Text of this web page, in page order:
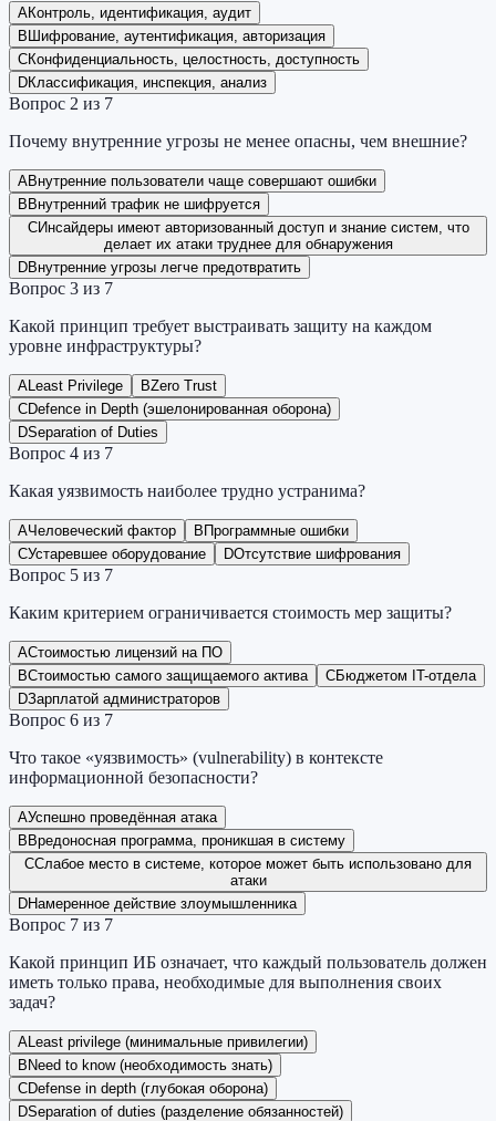
AКонтроль, идентификация, аудит
B Шифрование, аутентификация, авторизация
CКонфиденциальность, целостность, доступность
DКлассификация, инспекция, анализ
Вопрос 2 из 7
Почему внутренние угрозы не менее опасны, чем внешние?
AВнутренние пользователи чаще совершают ошибки
B Внутренний трафик не шифруется
CИнсайдеры имеют авторизованный доступ и знание систем, что
делает их атаки труднее для обнаружения
DВнутренние угрозы легче предотвратить
Вопрос 3 из 7
Какой принцип требует выстраивать защиту на каждом
уровне инфраструктуры?
A Least Privilege BZero Trust
CDefence in Depth (эшелонированная оборона)
DSeparation of Duties
Вопрос 4 из 7
Какая уязвимость наиболее трудно устранима?
AЧеловеческий фактор B Программные ошибки
CУстаревшее оборудование DОтсутствие шифрования
Вопрос 5 из 7
Каким критерием ограничивается стоимость мер защиты?
AСтоимостью лицензий на ПО
BСтоимостью самого защищаемого актива CБюджетом IT-отдела
DЗарплатой администраторов
Вопрос 6 из 7
Что такое «уязвимость» (vulnerability) в контексте
информационной безопасности?
AУспешно проведённая атака
B Вредоносная программа, проникшая в систему
CСлабое место в системе, которое может быть использовано для
атаки
DНамеренное действие злоумышленника
Вопрос 7 из 7
Какой принцип ИБ означает, что каждый пользователь должен
иметь только права, необходимые для выполнения своих
задач?
A Least privilege (минимальные привилегии)
B Need to know (необходимость знать)
CDefense in depth (глубокая оборона)
DSeparation of duties (разделение обязанностей)